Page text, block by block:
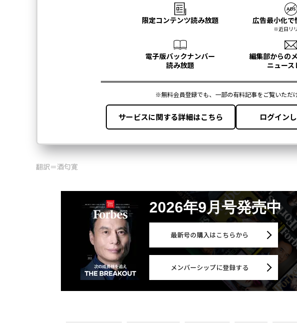
翻訳＝酒匂寛
2026年9月号発売中
最新号の購入はこちらから
メンバーシップに登録する